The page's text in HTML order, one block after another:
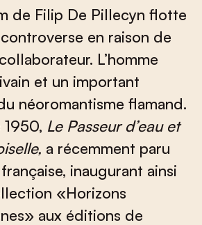
de Filip De Pillecyn flotte
en raison de
L’homme
et un important
néoromantisme flamand.
1950, Le Passeur d’eau et
a récemment paru
inaugurant ainsi
«Horizons
aux éditions de